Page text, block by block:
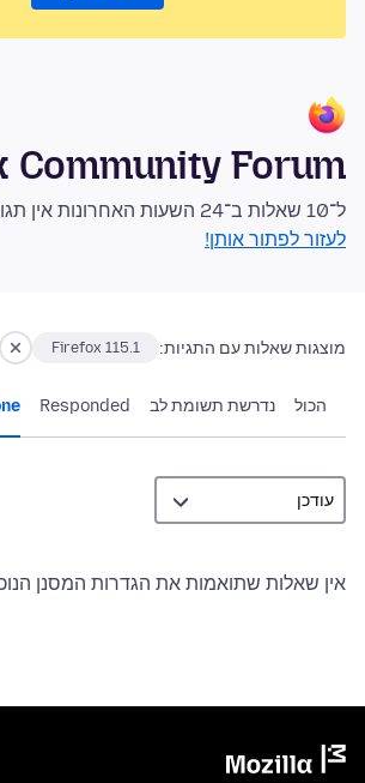
Community Forum
ל־10 שאלות ב־24 השעות האחרונות אין תגובה.
לעזור לפתור אותן!
מוצגות שאלות עם התגיות: Firefox 115.1
הכול נדרשת תשומת לב Responded
אין שאלות שתואמות את הגדרות המסנן